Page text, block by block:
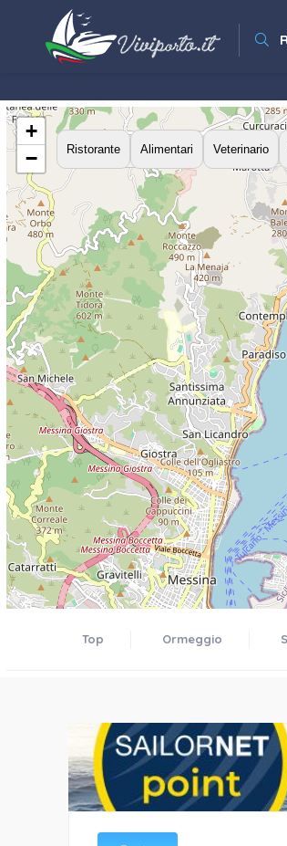
Ristorante Alimentari Veterinario
+
−
Top Ormeggio